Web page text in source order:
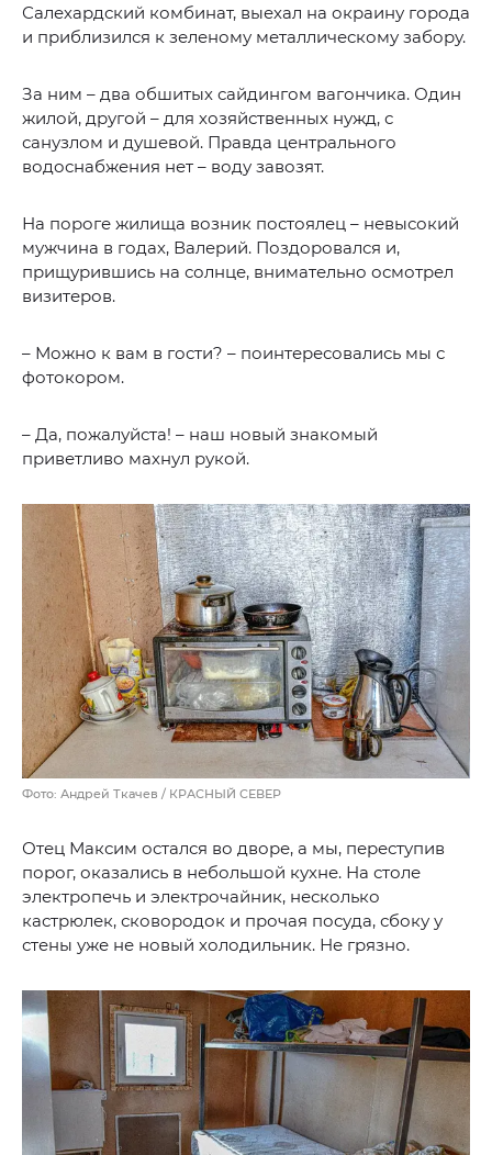
Салехардский комбинат, выехал на окраину города
и приблизился к зеленому металлическому забору.
За ним – два обшитых сайдингом вагончика. Один
жилой, другой – для хозяйственных нужд, с
санузлом и душевой. Правда центрального
водоснабжения нет – воду завозят.
На пороге жилища возник постоялец – невысокий
мужчина в годах, Валерий. Поздоровался и,
прищурившись на солнце, внимательно осмотрел
визитеров.
– Можно к вам в гости? – поинтересовались мы с
фотокором.
– Да, пожалуйста! – наш новый знакомый
приветливо махнул рукой.
Фото: Андрей Ткачев / КРАСНЫЙ СЕВЕР
Отец Максим остался во дворе, а мы, переступив
порог, оказались в небольшой кухне. На столе
электропечь и электрочайник, несколько
кастрюлек, сковородок и прочая посуда, сбоку у
стены уже не новый холодильник. Не грязно.